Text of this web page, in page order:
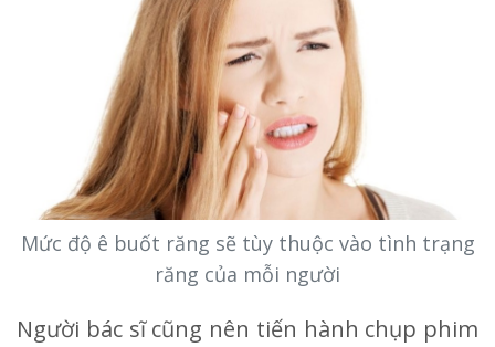
Mức độ ê buốt răng sẽ tùy thuộc vào tình trạng
răng của mỗi người
Người bác sĩ cũng nên tiến hành chụp phim